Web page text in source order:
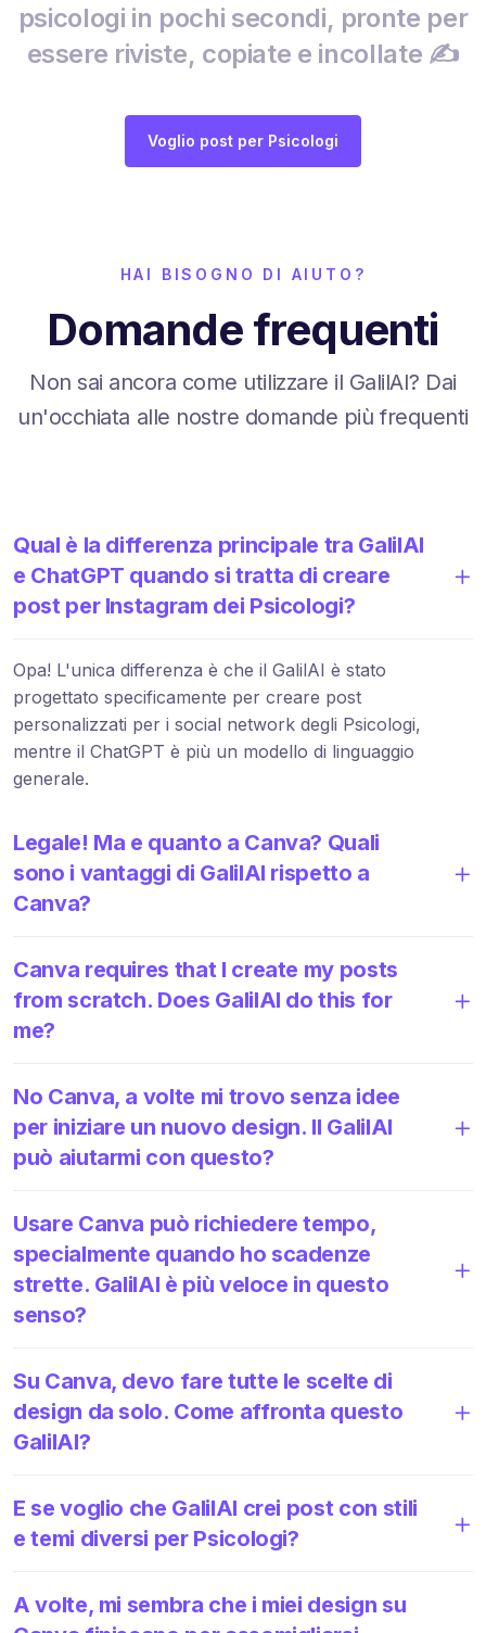
psicologi in pochi secondi, pronte per
essere riviste, copiate e incollate ✍️
Voglio post per Psicologi
HAI BISOGNO DI AIUTO?
Domande frequenti
Non sai ancora come utilizzare il GalilAI? Dai
un'occhiata alle nostre domande più frequenti
Qual è la differenza principale tra GalilAI
e ChatGPT quando si tratta di creare
post per Instagram dei Psicologi?
Opa! L'unica differenza è che il GalilAI è stato
progettato specificamente per creare post
personalizzati per i social network degli Psicologi,
mentre il ChatGPT è più un modello di linguaggio
generale.
Legale! Ma e quanto a Canva? Quali
sono i vantaggi di GalilAI rispetto a
Canva?
Canva requires that I create my posts
from scratch. Does GalilAI do this for
me?
No Canva, a volte mi trovo senza idee
per iniziare un nuovo design. Il GalilAI
può aiutarmi con questo?
Usare Canva può richiedere tempo,
specialmente quando ho scadenze
strette. GalilAI è più veloce in questo
senso?
Su Canva, devo fare tutte le scelte di
design da solo. Come affronta questo
GalilAI?
E se voglio che GalilAI crei post con stili
e temi diversi per Psicologi?
A volte, mi sembra che i miei design su